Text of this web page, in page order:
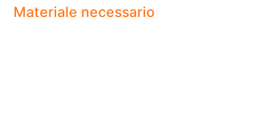
Materiale necessario